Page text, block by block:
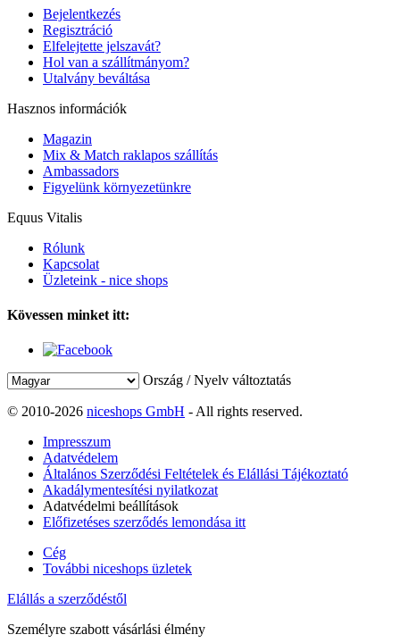
Bejelentkezés
Regisztráció
Elfelejtette jelszavát?
Hol van a szállítmányom?
Utalvány beváltása
Hasznos információk
Magazin
Mix & Match raklapos szállítás
Ambassadors
Figyelünk környezetünkre
Equus Vitalis
Rólunk
Kapcsolat
Üzleteink - nice shops
Kövessen minket itt:
Ország / Nyelv változtatás
© 2010-2026 niceshops GmbH - All rights reserved.
Impresszum
Adatvédelem
Általános Szerződési Feltételek és Elállási Tájékoztató
Akadálymentesítési nyilatkozat
Adatvédelmi beállítások
Előfizetéses szerződés lemondása itt
Cég
További niceshops üzletek
Elállás a szerződéstől
Személyre szabott vásárlási élmény